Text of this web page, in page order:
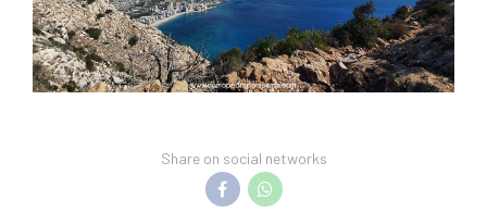
Share on social networks